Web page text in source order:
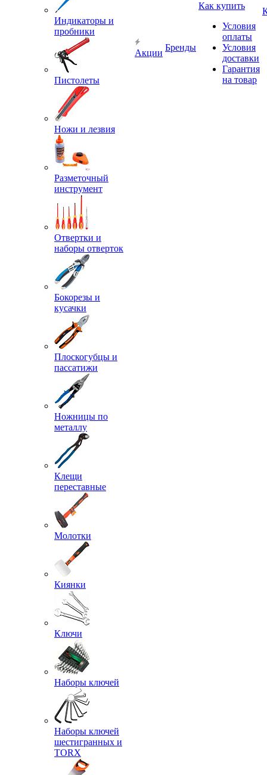
Индикаторы и
пробники
Пистолеты
Ножи и лезвия
Разметочный
инструмент
Отвертки и
наборы отверток
Бокорезы и
кусачки
Плоскогубцы и
пассатижи
Ножницы по
металлу
Клещи
переставные
Молотки
Киянки
Ключи
Наборы ключей
Наборы ключей
шестигранных и
TORX
Акции
Бренды
Как купить
Условия
оплаты
Условия
доставки
Гарантия
на товар